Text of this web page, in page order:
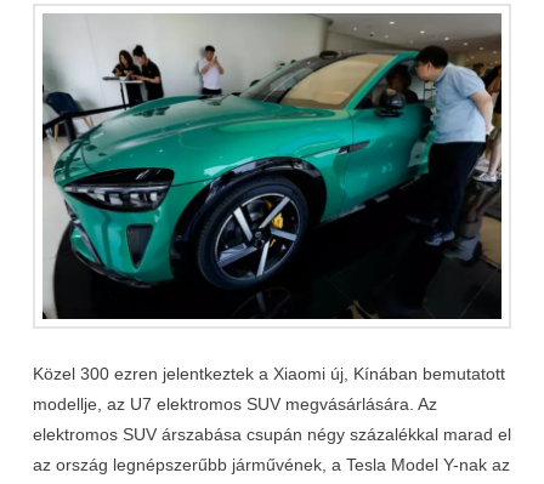
Közel 300 ezren jelentkeztek a Xiaomi új, Kínában bemutatott
modellje, az U7 elektromos SUV megvásárlására. Az
elektromos SUV árszabása csupán négy százalékkal marad el
az ország legnépszerűbb járművének, a Tesla Model Y-nak az